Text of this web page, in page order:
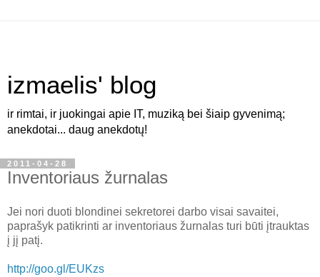
izmaelis' blog
ir rimtai, ir juokingai apie IT, muziką bei šiaip gyvenimą;
anekdotai... daug anekdotų!
2011-04-28
Inventoriaus žurnalas
Jei nori duoti blondinei sekretorei darbo visai savaitei,
paprašyk patikrinti ar inventoriaus žurnalas turi būti įtrauktas
į jį patį.
http://goo.gl/EUKzs